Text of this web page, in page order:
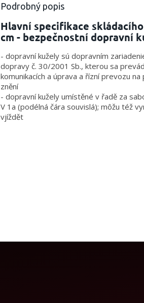
Podrobný popis
Hlavní specifikace
cm - bezpečnostní dopravní
- dopravní kužely sú dopravním
dopravy č. 30/2001 Sb., kterou sa
komunikacích a úprava a řízní prevozu
znění
- dopravní kužely umístěné v řadě za
V 1a (podélná čára souvislá); môžu též
vjíždět